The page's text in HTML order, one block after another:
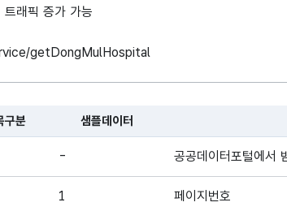
래픽 증가 가능
getDongMulHospital
영문 항목명, 항목크기, 항목구분, 샘플데이터,
구분 샘플데이터
- 공공데이터포털에서
1 페이지번호